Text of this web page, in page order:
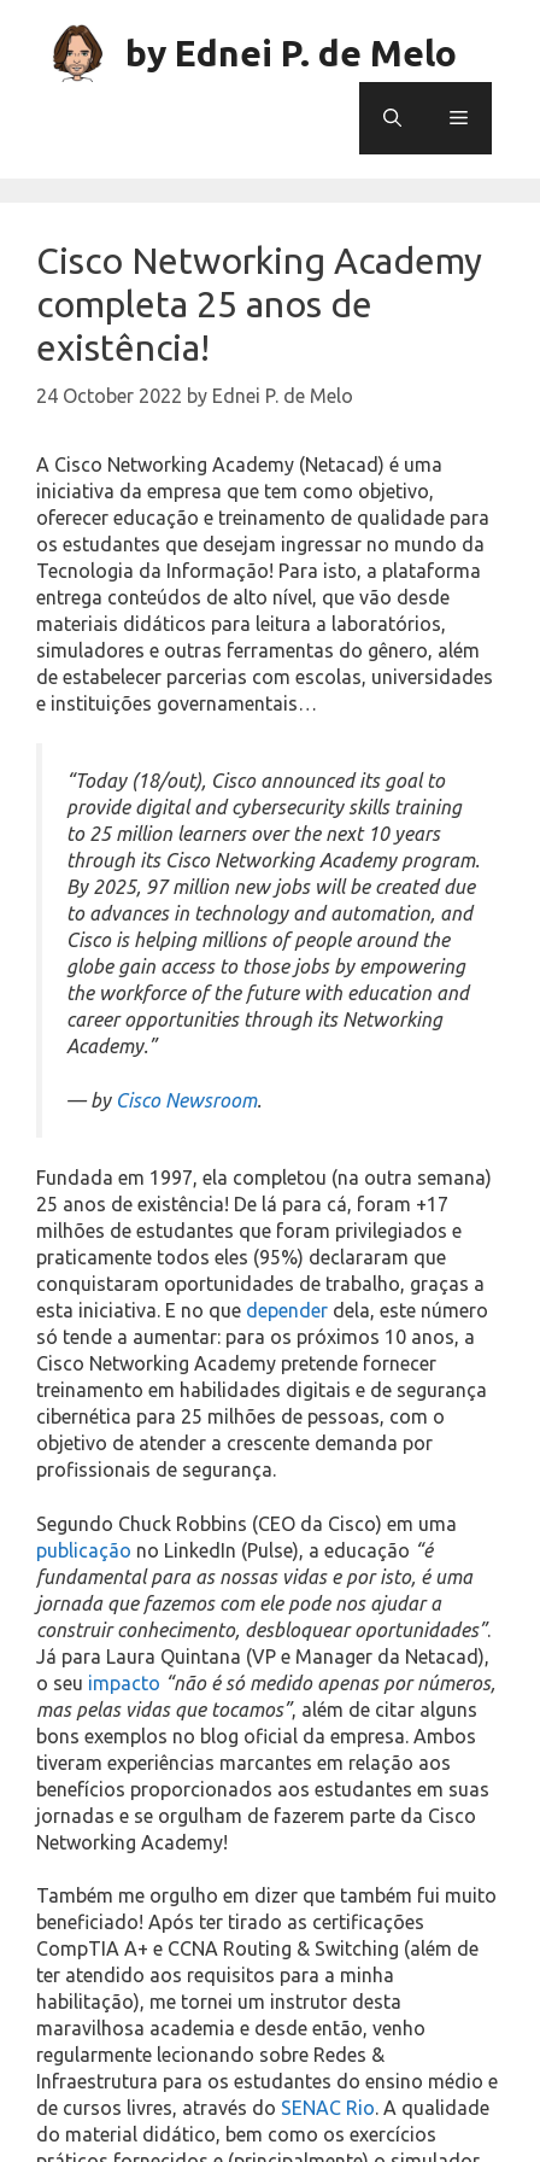
content
by Ednei P. de Melo
Menu
Cisco Networking Academy
completa 25 anos de
existência!
24 October 2022 by Ednei P. de Melo
A Cisco Networking Academy (Netacad) é uma
iniciativa da empresa que tem como objetivo,
oferecer educação e treinamento de qualidade para
os estudantes que desejam ingressar no mundo da
Tecnologia da Informação! Para isto, a plataforma
entrega conteúdos de alto nível, que vão desde
materiais didáticos para leitura a laboratórios,
simuladores e outras ferramentas do gênero, além
de estabelecer parcerias com escolas, universidades
e instituições governamentais…
“Today (18/out), Cisco announced its goal to
provide digital and cybersecurity skills training
to 25 million learners over the next 10 years
through its Cisco Networking Academy program.
By 2025, 97 million new jobs will be created due
to advances in technology and automation, and
Cisco is helping millions of people around the
globe gain access to those jobs by empowering
the workforce of the future with education and
career opportunities through its Networking
Academy.”
— by Cisco Newsroom.
Fundada em 1997, ela completou (na outra semana)
25 anos de existência! De lá para cá, foram +17
milhões de estudantes que foram privilegiados e
praticamente todos eles (95%) declararam que
conquistaram oportunidades de trabalho, graças a
esta iniciativa. E no que depender dela, este número
só tende a aumentar: para os próximos 10 anos, a
Cisco Networking Academy pretende fornecer
treinamento em habilidades digitais e de segurança
cibernética para 25 milhões de pessoas, com o
objetivo de atender a crescente demanda por
profissionais de segurança.
Segundo Chuck Robbins (CEO da Cisco) em uma
publicação no LinkedIn (Pulse), a educação “é
fundamental para as nossas vidas e por isto, é uma
jornada que fazemos com ele pode nos ajudar a
construir conhecimento, desbloquear oportunidades”.
Já para Laura Quintana (VP e Manager da Netacad),
o seu impacto “não é só medido apenas por números,
mas pelas vidas que tocamos”, além de citar alguns
bons exemplos no blog oficial da empresa. Ambos
tiveram experiências marcantes em relação aos
benefícios proporcionados aos estudantes em suas
jornadas e se orgulham de fazerem parte da Cisco
Networking Academy!
Também me orgulho em dizer que também fui muito
beneficiado! Após ter tirado as certificações
CompTIA A+ e CCNA Routing & Switching (além de
ter atendido aos requisitos para a minha
habilitação), me tornei um instrutor desta
maravilhosa academia e desde então, venho
regularmente lecionando sobre Redes &
Infraestrutura para os estudantes do ensino médio e
de cursos livres, através do SENAC Rio. A qualidade
do material didático, bem como os exercícios